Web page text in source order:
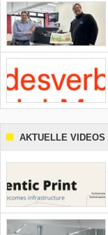
AKTUELLE VIDEOS